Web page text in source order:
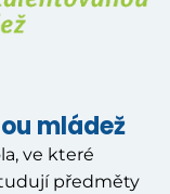
mládež
ve které
předměty